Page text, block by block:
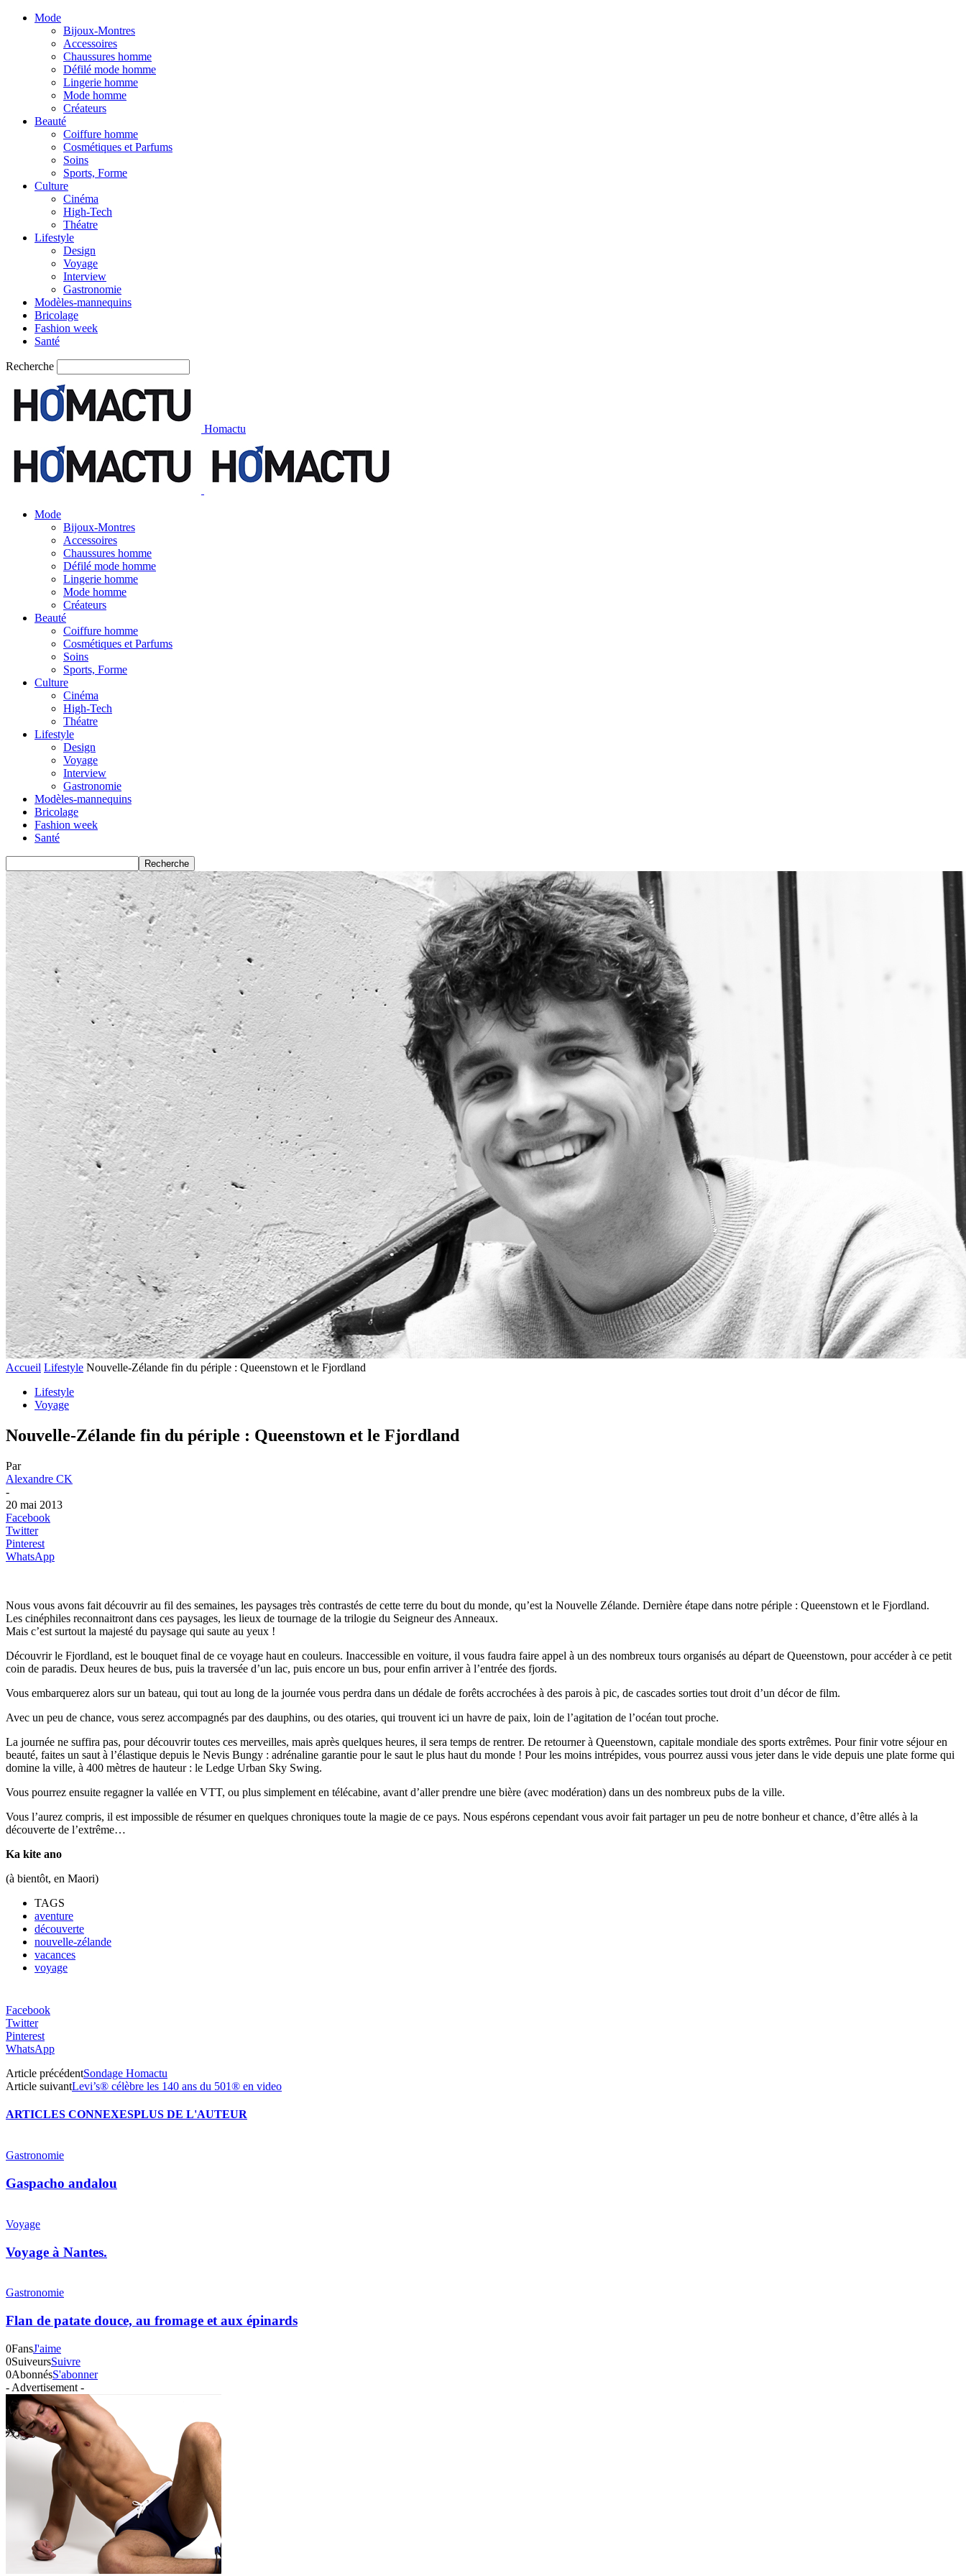
Mode
Bijoux-Montres
Accessoires
Chaussures homme
Défilé mode homme
Lingerie homme
Mode homme
Créateurs
Beauté
Coiffure homme
Cosmétiques et Parfums
Soins
Sports, Forme
Culture
Cinéma
High-Tech
Théatre
Lifestyle
Design
Voyage
Interview
Gastronomie
Modèles-mannequins
Bricolage
Fashion week
Santé
Recherche
Homactu
Mode
Bijoux-Montres
Accessoires
Chaussures homme
Défilé mode homme
Lingerie homme
Mode homme
Créateurs
Beauté
Coiffure homme
Cosmétiques et Parfums
Soins
Sports, Forme
Culture
Cinéma
High-Tech
Théatre
Lifestyle
Design
Voyage
Interview
Gastronomie
Modèles-mannequins
Bricolage
Fashion week
Santé
Accueil Lifestyle Nouvelle-Zélande fin du périple : Queenstown et le Fjordland
Lifestyle
Voyage
Nouvelle-Zélande fin du périple : Queenstown et le Fjordland
Par
Alexandre CK
-
20 mai 2013
Facebook
Twitter
Pinterest
WhatsApp
Nous vous avons fait découvrir au fil des semaines, les paysages très contrastés de cette terre du bout du monde, qu’est la Nouvelle Zélande. Dernière étape dans notre périple : Queenstown et le Fjordland.
Les cinéphiles reconnaitront dans ces paysages, les lieux de tournage de la trilogie du Seigneur des Anneaux.
Mais c’est surtout la majesté du paysage qui saute au yeux !
Découvrir le Fjordland, est le bouquet final de ce voyage haut en couleurs. Inaccessible en voiture, il vous faudra faire appel à un des nombreux tours organisés au départ de Queenstown, pour accéder à ce petit
coin de paradis. Deux heures de bus, puis la traversée d’un lac, puis encore un bus, pour enfin arriver à l’entrée des fjords.
Vous embarquerez alors sur un bateau, qui tout au long de la journée vous perdra dans un dédale de forêts accrochées à des parois à pic, de cascades sorties tout droit d’un décor de film.
Avec un peu de chance, vous serez accompagnés par des dauphins, ou des otaries, qui trouvent ici un havre de paix, loin de l’agitation de l’océan tout proche.
La journée ne suffira pas, pour découvrir toutes ces merveilles, mais après quelques heures, il sera temps de rentrer. De retourner à Queenstown, capitale mondiale des sports extrêmes. Pour finir votre séjour en
beauté, faites un saut à l’élastique depuis le Nevis Bungy : adrénaline garantie pour le saut le plus haut du monde ! Pour les moins intrépides, vous pourrez aussi vous jeter dans le vide depuis une plate forme qui
domine la ville, à 400 mètres de hauteur : le Ledge Urban Sky Swing.
Vous pourrez ensuite regagner la vallée en VTT, ou plus simplement en télécabine, avant d’aller prendre une bière (avec modération) dans un des nombreux pubs de la ville.
Vous l’aurez compris, il est impossible de résumer en quelques chroniques toute la magie de ce pays. Nous espérons cependant vous avoir fait partager un peu de notre bonheur et chance, d’être allés à la
découverte de l’extrême…
Ka kite ano
(à bientôt, en Maori)
TAGS
aventure
découverte
nouvelle-zélande
vacances
voyage
Facebook
Twitter
Pinterest
WhatsApp
Article précédentSondage Homactu
Article suivantLevi’s® célèbre les 140 ans du 501® en video
ARTICLES CONNEXESPLUS DE L'AUTEUR
Gastronomie
Gaspacho andalou
Voyage
Voyage à Nantes.
Gastronomie
Flan de patate douce, au fromage et aux épinards
0FansJ'aime
0SuiveursSuivre
0AbonnésS'abonner
- Advertisement -